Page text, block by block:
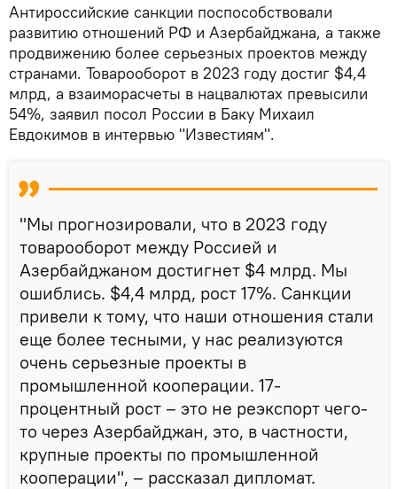
Антироссийские санкции поспособствовали
развитию отношений РФ и Азербайджана, а также
продвижению более серьезных проектов между
странами. Товарооборот в 2023 году достиг $4,4
млрд, а взаиморасчеты в нацвалютах превысили
54%, заявил посол России в Баку Михаил
Евдокимов в интервью "Известиям".
"Мы прогнозировали, что в 2023 году
товарооборот между Россией и
Азербайджаном достигнет $4 млрд. Мы
ошиблись. $4,4 млрд, рост 17%. Санкции
привели к тому, что наши отношения стали
еще более тесными, у нас реализуются
очень серьезные проекты в
промышленной кооперации. 17-
процентный рост – это не реэкспорт чего-
то через Азербайджан, это, в частности,
крупные проекты по промышленной
кооперации", – рассказал дипломат.